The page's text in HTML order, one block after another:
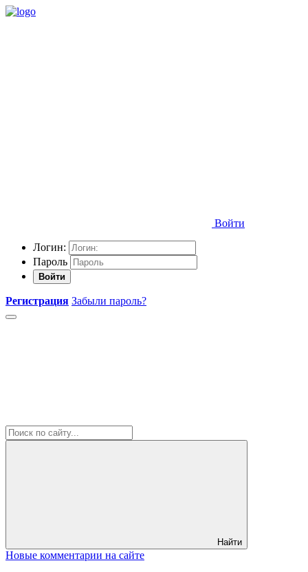
Войти
Логин:
Пароль
Войти
Регистрация Забыли пароль?
Найти
Новые комментарии на сайте